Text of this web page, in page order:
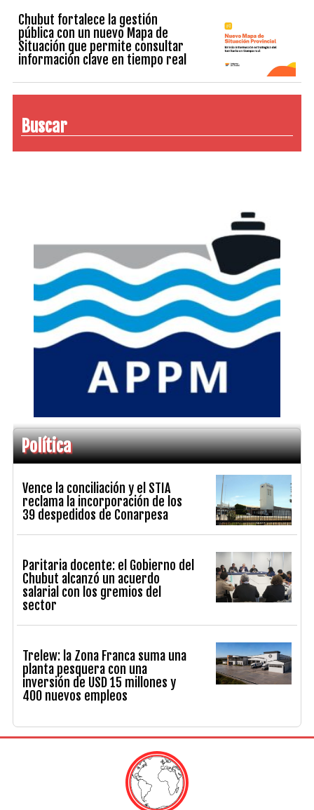
Chubut fortalece la gestión
pública con un nuevo Mapa de
Situación que permite consultar
información clave en tiempo real
Buscar
Política
Vence la conciliación y el STIA
reclama la incorporación de los
39 despedidos de Conarpesa
Paritaria docente: el Gobierno del
Chubut alcanzó un acuerdo
salarial con los gremios del
sector
Trelew: la Zona Franca suma una
planta pesquera con una
inversión de USD 15 millones y
400 nuevos empleos